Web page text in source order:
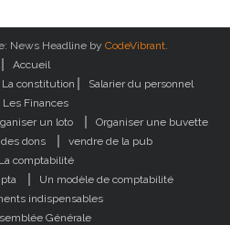
News Headline by CodeVibrant.
Accueil
La constitution
Salarier du personnel
Les Finances
un loto
Organiser une buvette
dons
vendre de la pub
La comptabilité
Un modèle de comptabilité
indispensables
Générale